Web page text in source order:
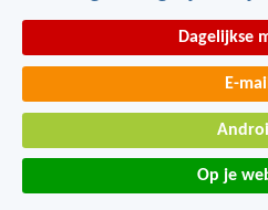
Dagelijkse
E-mail
Op je